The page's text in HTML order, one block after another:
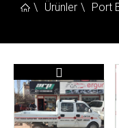
Ürünler Port